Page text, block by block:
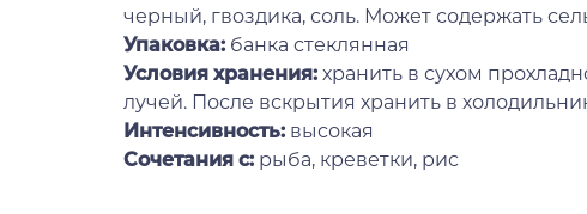
черный, гвоздика, соль. Может содержать
Упаковка: банка стеклянная
Условия хранения: хранить в сухом
лучей. После вскрытия хранить в
Интенсивность: высокая
Сочетания с: рыба, креветки, рис